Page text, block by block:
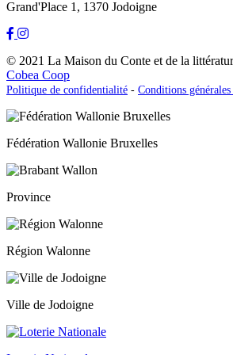
Grand'Place 1, 1370 Jodoigne
© 2021 La Maison du Conte et de la
Cobea Coop
Politique de confidentialité - Conditions
Fédération Wallonie Bruxelles
Province
Région Walonne
Ville de Jodoigne